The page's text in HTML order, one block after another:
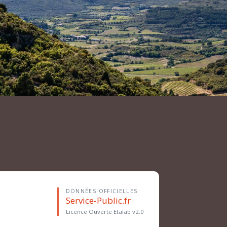
DONNÉES OFFICIELLES
Service-Public.fr
Licence Ouverte Etalab v2.0